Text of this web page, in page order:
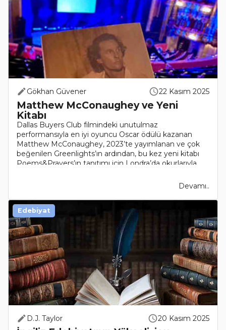
Gökhan Güvener 22 Kasım 2025
Matthew McConaughey ve Yeni
Kitabı
Dallas Buyers Club filmindeki unutulmaz
performansıyla en iyi oyuncu Oscar ödülü kazanan
Matthew McConaughey, 2023’te yayımlanan ve çok
beğenilen Greenlights’ın ardından, bu kez yeni kitabı
Poems&Prayers’ın tanıtımı için Londra’da okurlarıyla
Devamı..
D.J. Taylor 20 Kasım 2025
Edebiyat